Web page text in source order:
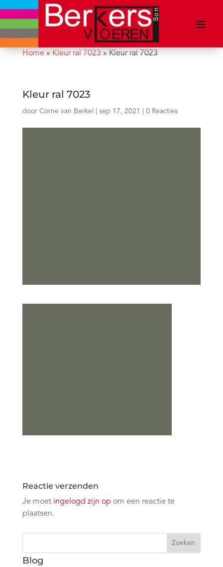
Home» Kleur ral 7023 » Kleur ral 7023
Kleur ral 7023
door Corne van Berkel sep 17, 2021 0 Reacties
Reactie verzenden
Je moet ingelogd zijn op om een reactie te
plaatsen.
Zoeken
Blog